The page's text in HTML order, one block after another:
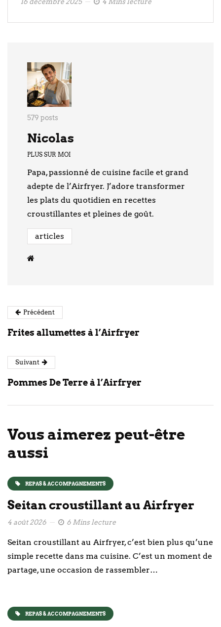
579 posts
Nicolas
PLUS SUR MOI
Papa, passionné de cuisine facile et grand
adepte de l’Airfryer. J’adore transformer
les plats du quotidien en recettes
croustillantes et pleines de goût.
articles
Précédent
Frites allumettes à l’Airfryer
Suivant
Pommes De Terre à l’Airfryer
Vous aimerez peut-être
aussi
REPAS & ACCOMPAGNEMENTS
Seitan croustillant au Airfryer
4 août 2026 6 Mins lecture
Seitan croustillant au Airfryer, c’est bien plus qu’une
simple recette dans ma cuisine. C’est un moment de
partage, une occasion de rassembler…
REPAS & ACCOMPAGNEMENTS